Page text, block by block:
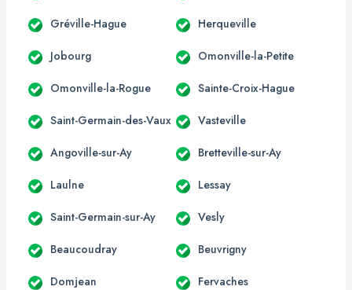
Gréville-Hague Herqueville
Jobourg Omonville-la-Petite
Omonville-la-Rogue Sainte-Croix-Hague
Saint-Germain-des-Vaux Vasteville
Angoville-sur-Ay Bretteville-sur-Ay
Laulne Lessay
Saint-Germain-sur-Ay Vesly
Beaucoudray Beuvrigny
Domjean Fervaches